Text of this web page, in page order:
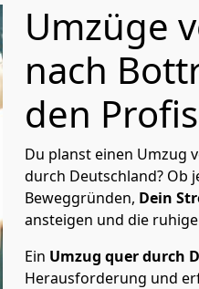
Umzüge
nach
den Profis
Du planst einen Umzug
durch Deutschland? Ob
Beweggründen, Dein
ansteigen und die
Ein Umzug quer durch
Herausforderung und